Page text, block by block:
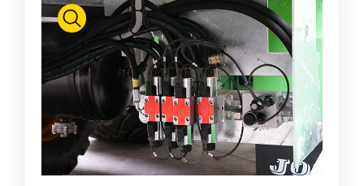
JOSKIN WERELD
FAN SHOP
PARTS BOOK
Polski
Brochure downladen
Italiano